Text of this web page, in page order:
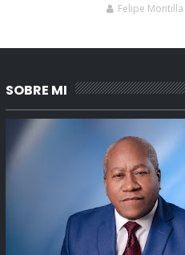
Felipe Montilla
SOBRE MI